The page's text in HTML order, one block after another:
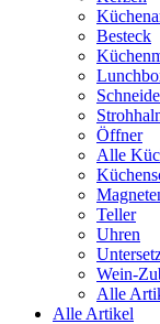
Besteck
Öffner
Alle
Teller
Uhren
Wein-
Alle
Alle Artikel